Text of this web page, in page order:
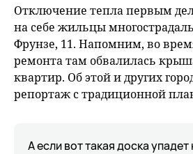
Отключение тепла первым
на себе жильцы
Фрунзе, 11. Напомним, во
ремонта там обвалилась
квартир. Об этой и других
репортаж с традиционной
А если вот такая доска